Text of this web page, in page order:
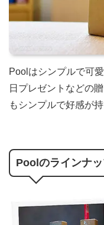
Poolはシンプルで可
日プレゼントなどの
もシンプルで好感が持
Poolのラインナ